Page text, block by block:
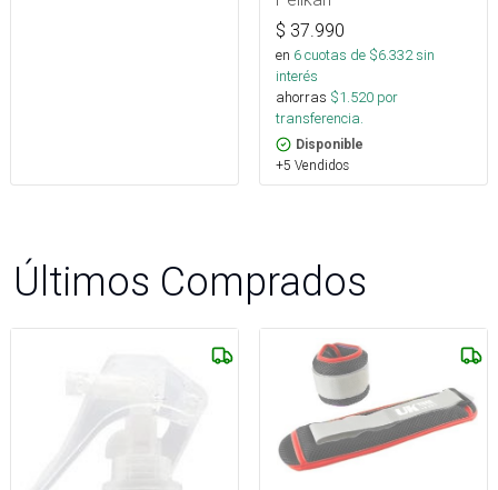
$ 37.990
en 6cuotas de $6.332sin
interés
ahorras $1.520 por
transferencia.
Disponible
+5 Vendidos
Últimos Comprados